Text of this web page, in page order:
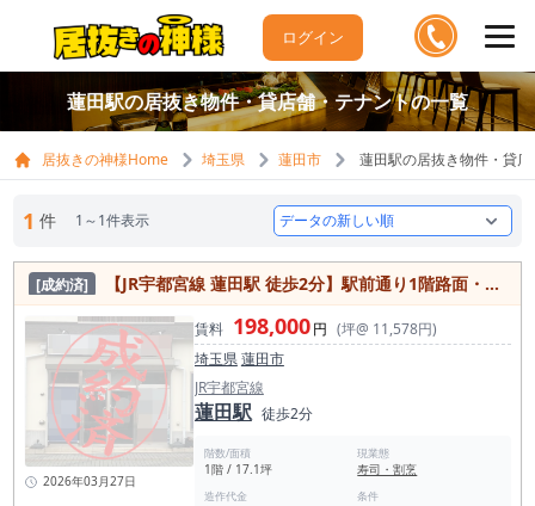
ログイン
蓮田駅の居抜き物件・貸店舗・テナントの一覧
居抜きの神様Home 埼玉県 蓮田市 蓮田駅の居抜き物件・貸
1 件 1～1件表示
[成約済] 【JR宇都宮線 蓮田駅 徒歩2分】駅前通り1階路面・17坪飲食店居抜き／賃料19.8万円／大宮10分・1日乗車2万人の生活導線立地
2026年03月27日
賃料 198,000円 (坪@ 11,578円)
埼玉県蓮田市
JR宇都宮線
蓮田駅 徒歩2分
階数/面積
1階 / 17.1坪
現業態
寿司・割烹
造作代金 条件